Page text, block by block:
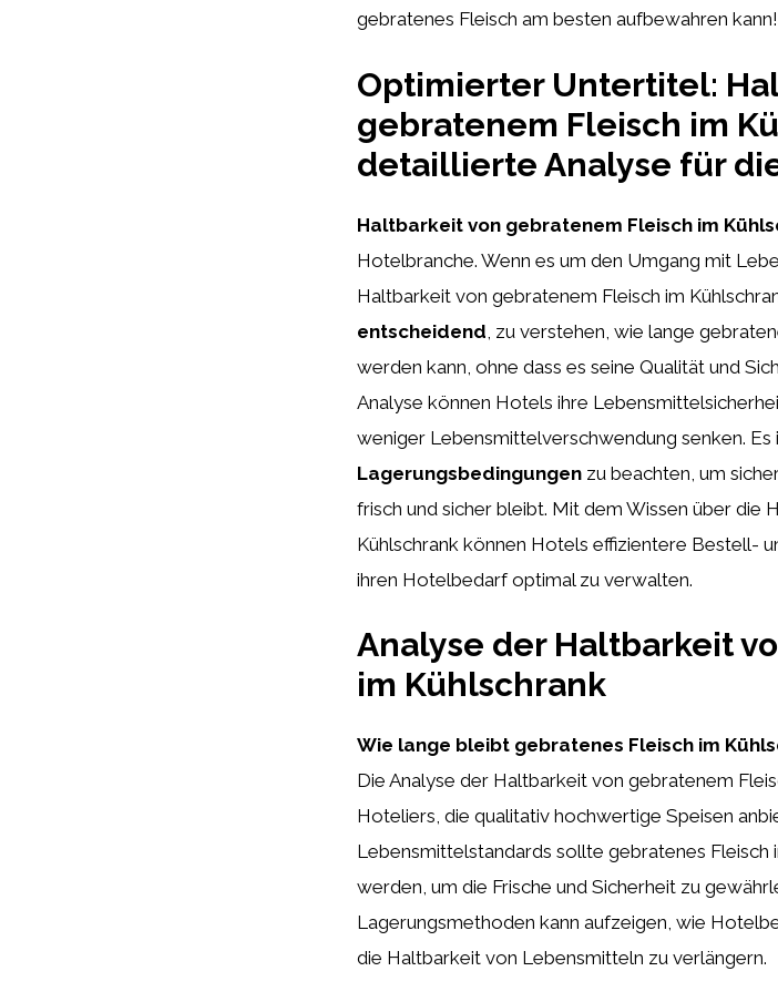
gebratenes Fleisch am besten aufbewahren kann!
Optimierter Untertitel:
gebratenem Fleisch im
detaillierte Analyse für
Haltbarkeit von gebratenem Fleisch im
Hotelbranche. Wenn es um den Umgang mit
Haltbarkeit von gebratenem Fleisch im
entscheidend , zu verstehen, wie lange
werden kann, ohne dass es seine Qualität und
Analyse können Hotels ihre
weniger Lebensmittelverschwendung senken. Es
Lagerungsbedingungen zu beachten, um
frisch und sicher bleibt. Mit dem Wissen über die
Kühlschrank können Hotels effizientere Bestell-
ihren Hotelbedarf optimal zu verwalten.
Analyse der Haltbarkeit
im Kühlschrank
Wie lange bleibt gebratenes Fleisch im
Die Analyse der Haltbarkeit von gebratenem
Hoteliers, die qualitativ hochwertige Speisen
Lebensmittelstandards sollte gebratenes Fleisch
werden, um die Frische und Sicherheit zu
Lagerungsmethoden kann aufzeigen, wie
die Haltbarkeit von Lebensmitteln zu verlängern.